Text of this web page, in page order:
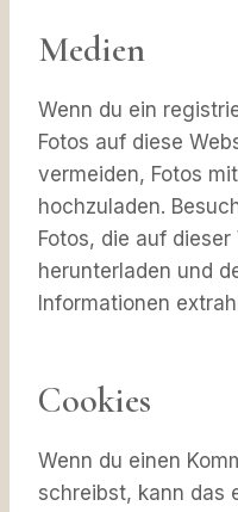
Medien
Wenn du ein
Fotos auf diese
vermeiden, Fotos
hochzuladen.
Fotos, die auf
herunterladen und
Informationen
Cookies
Wenn du einen
schreibst, kann das